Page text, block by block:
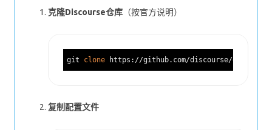
克隆Discourse仓库（按官方说明）
git clone
复制配置文件